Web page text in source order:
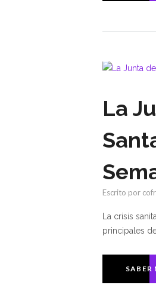
La
Escrito por
La crisis
principales
SABER